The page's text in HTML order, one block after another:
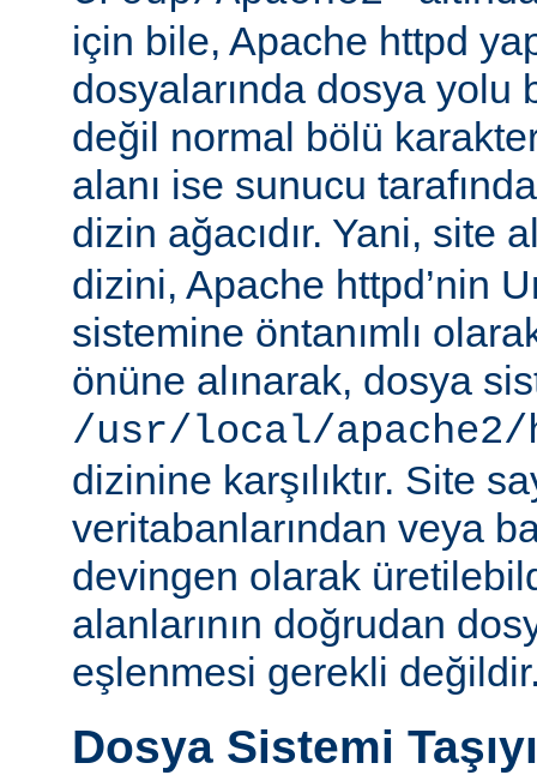
için bile, Apache httpd
dosyalarında dosya yolu
değil normal bölü
alanı ise sunucu
dizin ağacıdır. Yani, site
dizini, Apache httpd’nin
sistemine öntanımlı
önüne alınarak, dosya
/usr/local/
dizinine karşılıktır. Site
veritabanlarından veya
devingen olarak
alanlarının doğrudan
eşlenmesi gerekli
Dosya Sistemi